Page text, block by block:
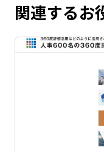
関連するお